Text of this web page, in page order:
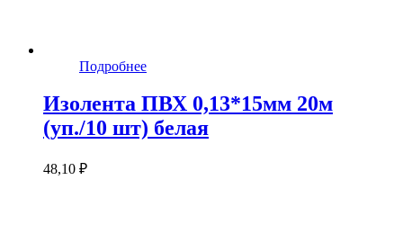
Подробнее
Изолента ПВХ 0,13*15мм 20м
(уп./10 шт) белая
48,10 ₽